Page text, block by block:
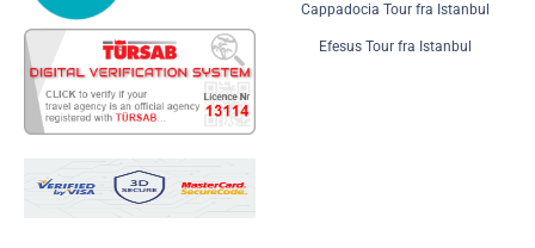
Cappadocia Tour fra Istanbul
Efesus Tour fra Istanbul